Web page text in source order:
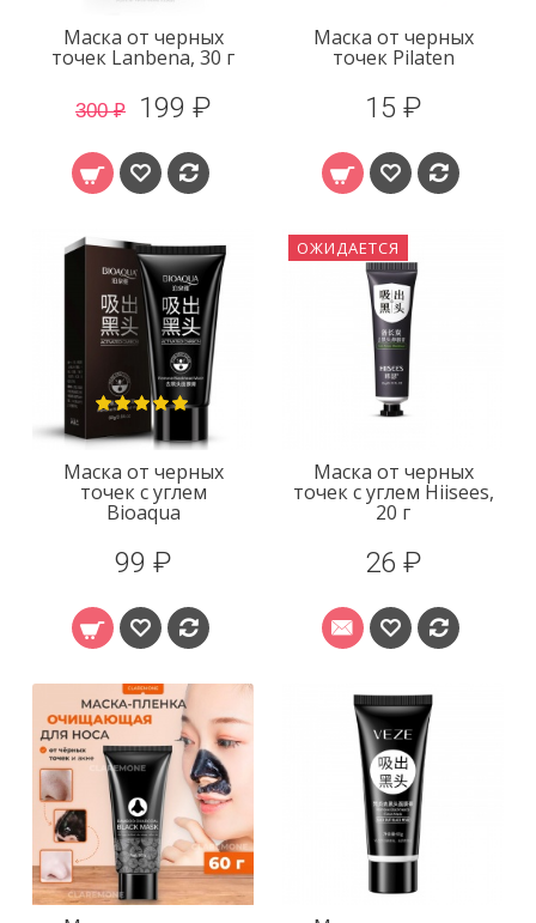
Маска от черных
точек Lanbena, 30 г
300 ₽ 199 ₽
Маска от черных
точек Pilaten
15 ₽
Маска от черных
точек с углем
Bioaqua
99 ₽
ОЖИДАЕТСЯ
Маска от черных
точек с углем Hiisees,
20 г
26 ₽